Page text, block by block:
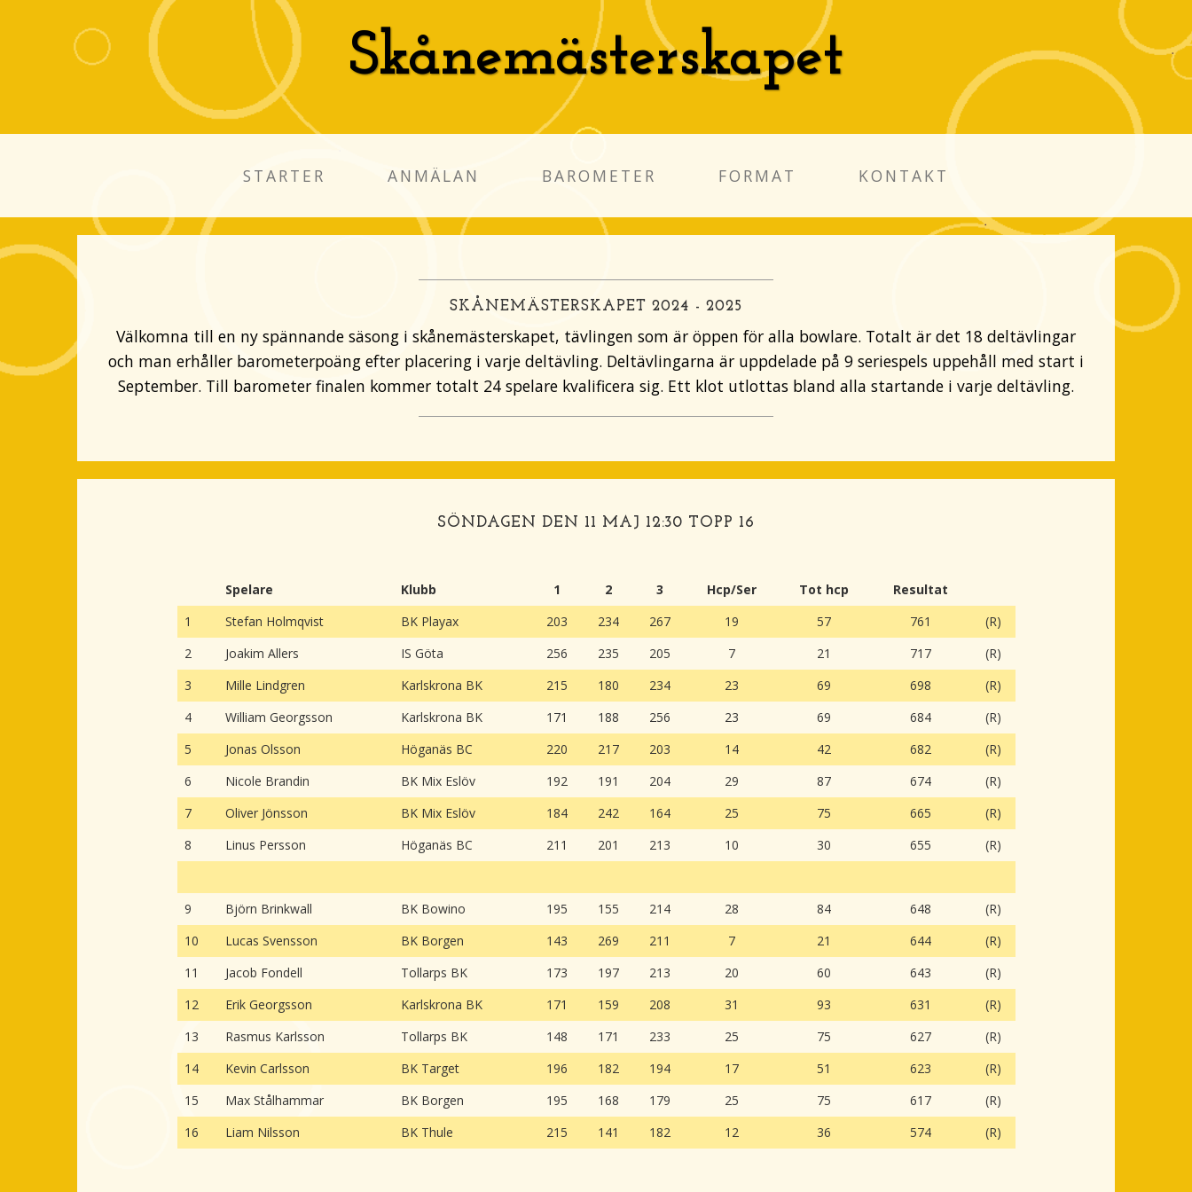
Skånemästerskapet
STARTER ANMÄLAN BAROMETER FORMAT KONTAKT
SKÅNEMÄSTERSKAPET 2024 - 2025
Välkomna till en ny spännande säsong i skånemästerskapet, tävlingen som är öppen för alla bowlare. Totalt är det 18 deltävlingar
och man erhåller barometerpoäng efter placering i varje deltävling. Deltävlingarna är uppdelade på 9 seriespels uppehåll med start i
September. Till barometer finalen kommer totalt 24 spelare kvalificera sig. Ett klot utlottas bland alla startande i varje deltävling.
SÖNDAGEN DEN 11 MAJ 12:30 TOPP 16
Spelare Klubb 1 2 3 Hcp/Ser Tot hcp
Resultat
1
Stefan Holmqvist BK Playax 203 234 267 19 57 761
(R)
2
Joakim Allers IS Göta 256 235 205 7 21 717
(R)
3
Mille Lindgren Karlskrona BK 215 180 234 23 69 698
(R)
4
William Georgsson Karlskrona BK 171 188 256 23 69 684
(R)
5
Jonas Olsson Höganäs BC 220 217 203 14 42 682
(R)
6
Nicole Brandin BK Mix Eslöv 192 191 204 29 87 674
(R)
7
Oliver Jönsson BK Mix Eslöv 184 242 164 25 75 665
(R)
8
Linus Persson Höganäs BC 211 201 213 10 30 655 (R)
9 Björn Brinkwall BK Bowino 195 155 214 28 84 648
(R)
10
Lucas Svensson BK Borgen 143 269 211 7 21 644
(R)
11
Jacob Fondell Tollarps BK 173 197 213 20 60 643
(R)
12
Erik Georgsson Karlskrona BK 171 159 208 31 93 631
(R)
13
Rasmus Karlsson Tollarps BK 148 171 233 25 75 627
(R)
14
Kevin Carlsson BK Target 196 182 194 17 51 623
(R)
15
Max Stålhammar BK Borgen 195 168 179 25 75 617
(R)
16
Liam Nilsson BK Thule 215 141 182 12 36 574 (R)